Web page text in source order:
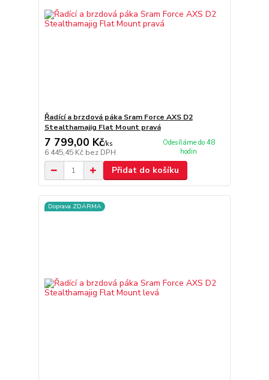
Řadící a brzdová páka Sram Force AXS D2
Stealthamajig Flat Mount pravá
7 799,00 Kč/ks
6 445,45 Kč bez DPH
Odesíláme do 48
hodin
Přidat do košíku
Doprava ZDARMA